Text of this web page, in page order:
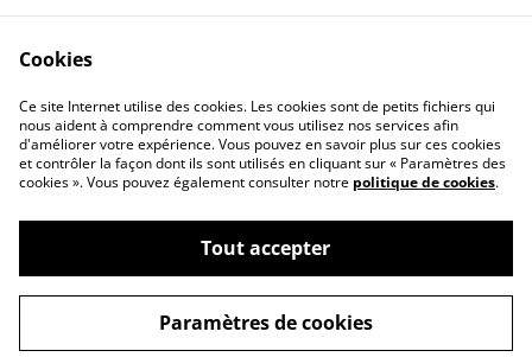
Contactez-nous
Conditions
Politique de
confidentialité
Politique de cookies
Mentions légales
©2026FLEHMEN
powered by
Cookies
Ce site Internet utilise des cookies. Les cookies sont de petits fichiers qui
nous aident à comprendre comment vous utilisez nos services afin
d'améliorer votre expérience. Vous pouvez en savoir plus sur ces cookies
et contrôler la façon dont ils sont utilisés en cliquant sur « Paramètres des
cookies ». Vous pouvez également consulter notre politique de cookies.
Tout accepter
Paramètres de cookies